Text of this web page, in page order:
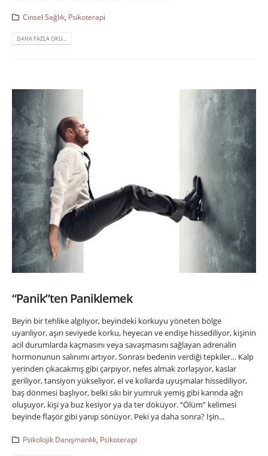
Cinsel Sağlık, Psikoterapi
DAHA FAZLA OKU...
“Panik”ten Paniklemek
Beyin bir tehlike algılıyor, beyindeki korkuyu yöneten bölge
uyarılıyor, aşırı seviyede korku, heyecan ve endişe hissediliyor, kişinin
acil durumlarda kaçmasını veya savaşmasını sağlayan adrenalin
hormonunun salınımı artıyor. Sonrası bedenin verdiği tepkiler… Kalp
yerinden çıkacakmış gibi çarpıyor, nefes almak zorlaşıyor, kaslar
geriliyor, tansiyon yükseliyor, el ve kollarda uyuşmalar hissediliyor,
baş dönmesi başlıyor, belki sıkı bir yumruk yemiş gibi karında ağrı
oluşuyor, kişi ya buz kesiyor ya da ter döküyor. “Ölüm” kelimesi
beyinde flaşör gibi yanıp sönüyor. Peki ya daha sonra? İşin...
Psikolojik Danışmanlık, Psikoterapi